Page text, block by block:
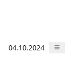
04.10.2024